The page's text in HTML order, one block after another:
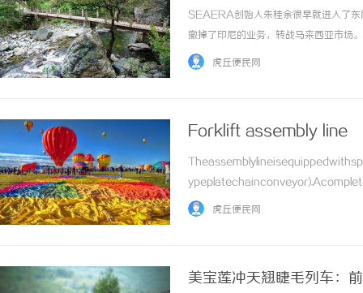
SEAERA创始人朱桂余很早就进入了
撤掉了印尼的业务，转战马来西亚市场
都转到了马来西亚、泰国和越南这几个
虎丘便民网
Forklift assembly line
虎丘便民网
美宝莲冲天翘睫毛列车：